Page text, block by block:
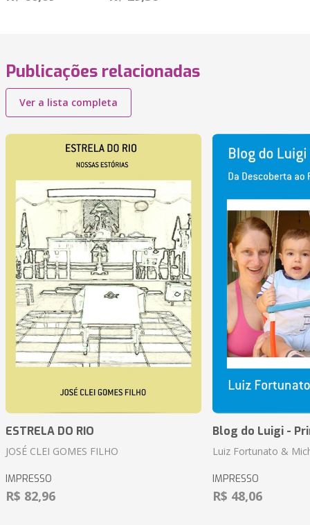
Publicações relacionadas
Ver a lista completa
ESTRELA DO RIO
JOSÉ CLEI GOMES FILHO
IMPRESSO
R$ 82,96
Blog do Luigi -
Luiz Fortunato &
IMPRESSO
R$ 48,06